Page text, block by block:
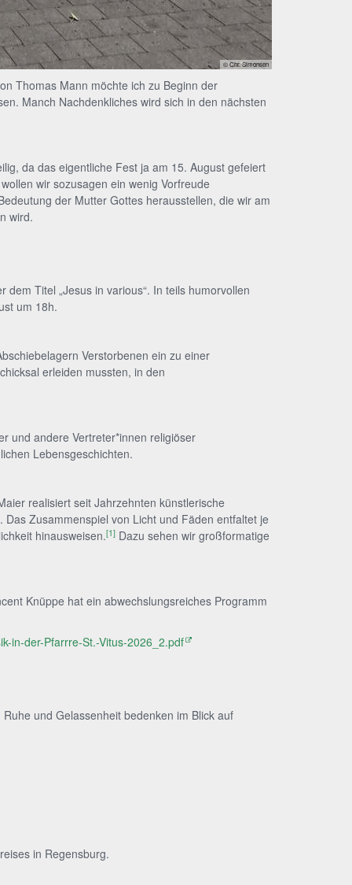
© Chr. Simonsen
Thomas Mann möchte ich zu Beginn der
Manch Nachdenkliches wird sich in den nächsten
da das eigentliche Fest ja am 15. August gefeiert
wir sozusagen ein wenig Vorfreude
der Mutter Gottes herausstellen, die wir am
wird.
Titel „Jesus in various“. In teils humorvollen
um 18h.
Verstorbenen ein zu einer
erleiden mussten, in den
und andere Vertreter*innen religiöser
Lebensgeschichten.
realisiert seit Jahrzehnten künstlerische
Zusammenspiel von Licht und Fäden entfaltet je
hinausweisen.[1] Dazu sehen wir großformatige
Knüppe hat ein abwechslungsreiches Programm
in-der-Pfarrre-St.-Vitus-2026_2.pdf
und Gelassenheit bedenken im Blick auf
in Regensburg.